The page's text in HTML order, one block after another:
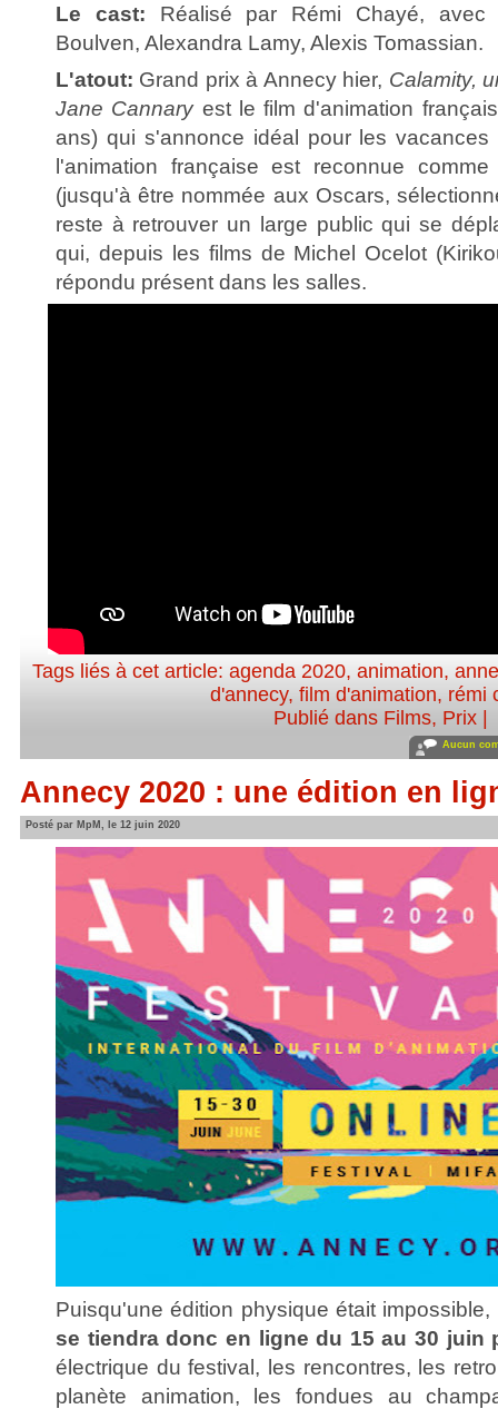
Le cast: Réalisé par Rémi Chayé,
Boulven, Alexandra Lamy, Alexis Tomassian.
L'atout: Grand prix à Annecy hier, Calamity,
Jane Cannaryest le film d'animation
ans) qui s'annonce idéal pour les vacances
l'animation française est reconnue
(jusqu'à être nommée aux Oscars,
reste à retrouver un large public qui se
qui, depuis les films de Michel Ocelot
répondu présent dans les salles.
Tags liés à cet article: agenda 2020, animation,
d'annecy,film d'animation, rémi
Publié dans Films, Prix
Aucun
Annecy 2020 : une édition en
Posté par MpM, le 12 juin 2020
Puisqu'une édition physique était impossible,
se tiendra donc en ligne du 15 au 30 juin
électrique du festival, les rencontres, les
planète animation, les fondues au